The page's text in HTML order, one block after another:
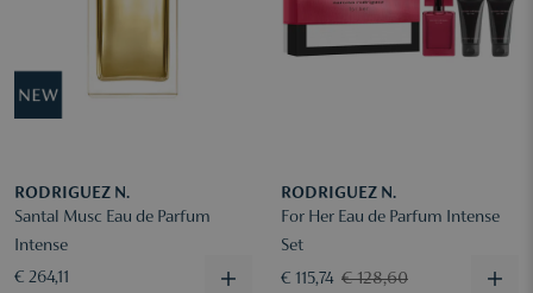
RODRIGUEZ N.
Santal Musc Eau de Parfum
Intense
€ 264,11
RODRIGUEZ N.
For Her Eau de Parfum Intense
Set
€ 115,74 € 128,60